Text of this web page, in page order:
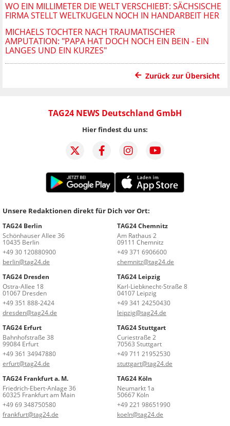
WO EIN MILLIMETER DIE WELT VERSCHIEBT: SÄCHSISCHE
FIRMA STELLT WELTKUGELN NOCH IN HANDARBEIT HER
MICHAELS TOCHTER NACH TRAUMATISCHER
AMPUTATION: "PAPA HAT DOCH NOCH EIN BEIN - EIN
LANGES UND EIN KURZES"
Zurück zur Übersicht
TAG24 NEWS Deutschland GmbH
Hier findest du uns:
Unsere Redaktionen direkt für Dich vor Ort:
TAG24 Berlin
Schönhauser Allee 36
10435 Berlin
+49 30 120880900
berlin@tag24.de
TAG24 Chemnitz
Am Rathaus 2
09111 Chemnitz
+49 371 6906600
chemnitz@tag24.de
TAG24 Dresden
Ostra-Allee 18
01067 Dresden
+49 351 888-2424
dresden@tag24.de
TAG24 Leipzig
Karl-Liebknecht-Straße 8
04107 Leipzig
+49 341 24250430
leipzig@tag24.de
TAG24 Erfurt
Bahnhofstraße 38
99084 Erfurt
+49 361 34947880
erfurt@tag24.de
TAG24 Stuttgart
Curiestraße 2
70563 Stuttgart
+49 711 21952530
stuttgart@tag24.de
TAG24 Frankfurt a. M.
Friedrich-Ebert-Anlage 36
60325 Frankfurt am Main
+49 69 348750580
frankfurt@tag24.de
TAG24 Köln
Neumarkt 1a
50667 Köln
+49 221 98651990
koeln@tag24.de